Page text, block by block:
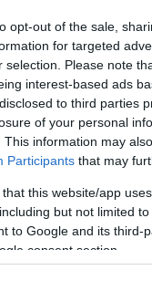
opt-out of the sale,
for targeted
selection. Please note
interest-based ads
to third parties
of your personal
This information may
Participants that may
that this website/app
but not limited
to Google and its third-
consent section.
on Instagram